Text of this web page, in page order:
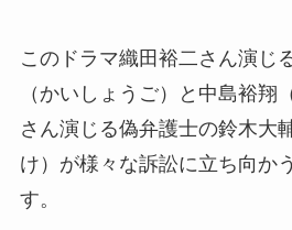
このドラマ織田裕二さん演じ
（かいしょうご）と中島裕翔
さん演じる偽弁護士の鈴木大
け）が様々な訴訟に立ち向か
す。